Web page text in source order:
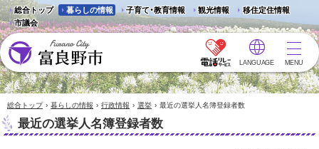
総合トップ 暮らしの情報 子育て・教育情報 観光情報
移住定住情報
市議会
富良野市 - Frano City
LANGUAGE MENU
総合トップ › 暮らしの情報 › 行政情報 › 選挙 › 最近の選挙人名簿登録者数
最近の選挙人名簿登録者数